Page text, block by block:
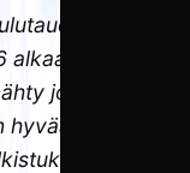
ja
taas
jo hyvää
imua.
voi